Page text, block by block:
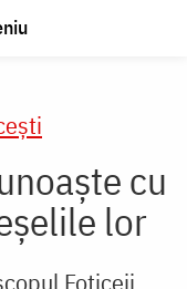
cu
lor
Foticeii